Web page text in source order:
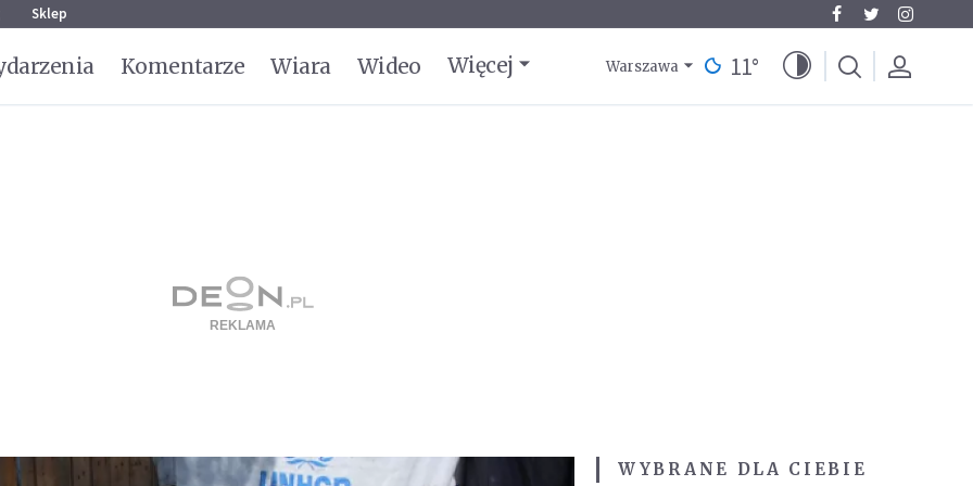
Sklep
Komentarze Wiara Wideo Więcej Warszawa 11°
WYBRANE DLA CIEBIE